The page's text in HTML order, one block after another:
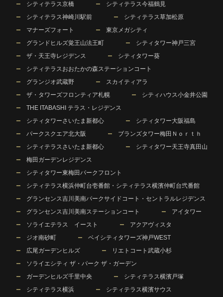
シティテラス京橋
シティテラス今福鶴見
シティテラス神崎川駅前
シティテラス草加松原
マナーズフォート
東京メガシティ
グランドヒルズ覚王山法王町
シティタワー神戸三宮
ザ・天王寺レジデンス
シティタワー葵
シティテラスおおたかの森ステーションコート
グランジオ武蔵野
スカイティアラ
ザ・タワーズフロンティア札幌
シティハウス小金井公園
THE ITABASHI テラス・レジデンス
シティタワーさいたま新都心
シティタワー大阪福島
パークスクエア北大阪
ブランズタワー梅田Ｎｏｒｔｈ
シティテラスさいたま新都心
シティタワー天王寺真田山
梅田ガーデンレジデンス
シティタワー東梅田パークフロント
シティテラス横浜仲町台壱番館・シティテラス横濱仲町台弐番館
グランセンス吉川美南パークサイドコート・セントラルレジデンス
グランセンス吉川美南ステーションコート
アイタワー
ソライエテラス イースト
アクアヴィスタ
ジオ南砂町
ベイシティタワーズ神戸WEST
広尾ガーデンヒルズ
リエトコート武蔵小杉
ソライエシティ ザ・パーク ザ・ガーデン
ガーデンヒルズ千里中央
シティテラス横濱戸塚
シティテラス横浜
シティテラス横濱サウス